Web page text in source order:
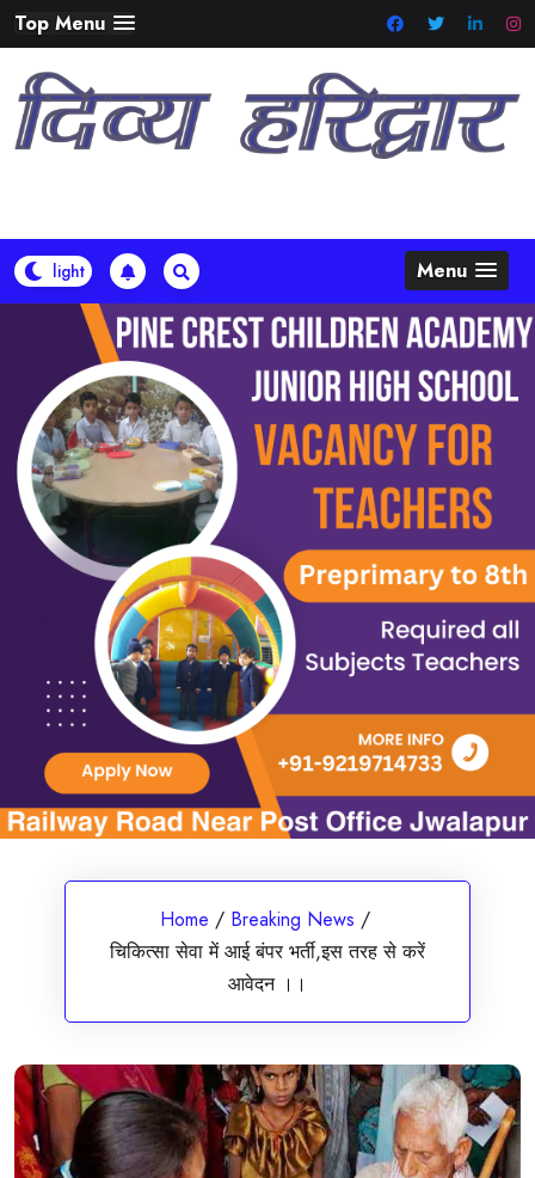
Skip
to
content
Top Menu
Menu
Home / Breaking News /
चिकित्सा सेवा में आई बंपर भर्ती,इस तरह से करें
आवेदन ।।